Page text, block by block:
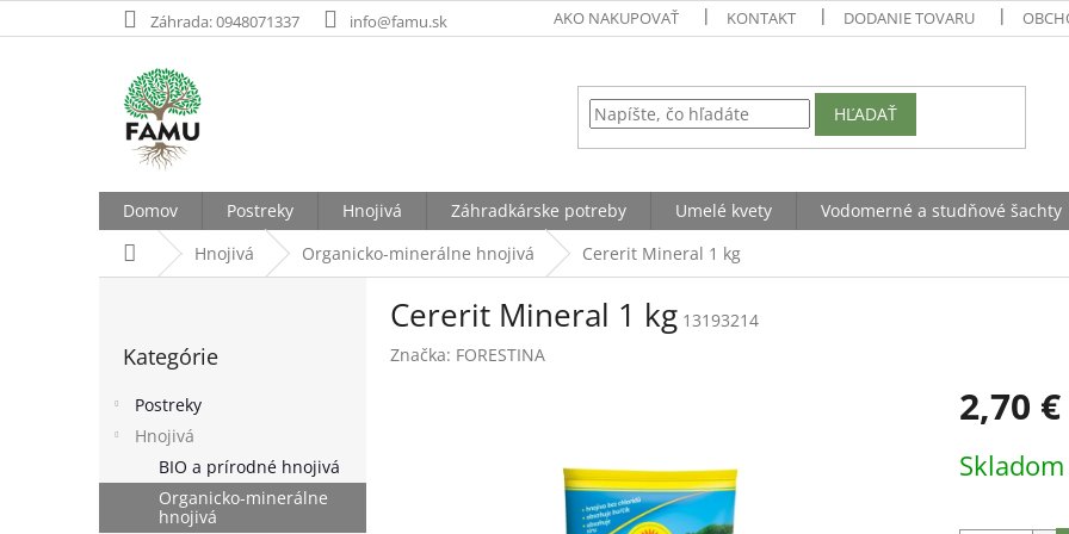
na
Záhrada: 0948071337 info@famu.sk AKO NAKUPOVAŤ KONTAKT DODANIE TOVARU
HĽADAŤ
Domov Postreky Hnojivá Záhradkárske potreby Umelé kvety Vodomerné a studňové šachty
DomovHnojivá Organicko-minerálne hnojivá Cererit Mineral 1 kg
l
kategórie
Kategórie
Postreky
Hnojivá
BIO a prírodné hnojivá
Organicko-minerálne
hnojivá
Cererit Mineral 1 kg 13193214
Značka: FORESTINA
2,70 €
cena:
Skladom